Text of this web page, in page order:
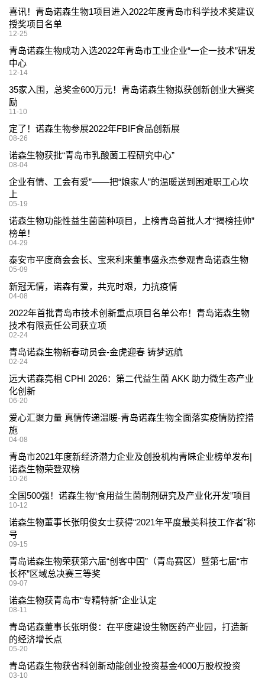
喜讯！青岛诺森生物1项目进入2022年度青岛市科学技术奖建议
授奖项目名单
12-25
青岛诺森生物成功入选2022年青岛市工业企业“一企一技术”研发
中心
12-14
35家入围，总奖金600万元！青岛诺森生物拟获创新创业大赛奖
励
11-10
定了！诺森生物参展2022年FBIF食品创新展
08-26
诺森生物获批“青岛市乳酸菌工程研究中心”
08-04
企业有情、工会有爱”——把“娘家人”的温暖送到困难职工心坎
上
05-19
诺森生物功能性益生菌菌种项目，上榜青岛首批人才“揭榜挂帅”
榜单！
04-29
泰安市平度商会会长、宝来利来董事盛永杰参观青岛诺森生物
05-09
新冠无情，诺森有爱，共克时艰，力抗疫情
04-08
2022年首批青岛市技术创新重点项目名单公布！青岛诺森生物
技术有限责任公司获立项
02-24
青岛诺森生物新春动员会-金虎迎春 铸梦远航
02-24
远大诺森亮相 CPHI 2026：第二代益生菌 AKK 助力微生态产业
化创新
06-20
爱心汇聚力量 真情传递温暖-青岛诺森生物全面落实疫情防控措
施
04-08
青岛市2021年度新经济潜力企业及创投机构青睐企业榜单发布|
诺森生物荣登双榜
10-26
全国500强！诺森生物“食用益生菌制剂研究及产业化开发”项目
10-12
诺森生物董事长张明俊女士获得“2021年平度最美科技工作者”称
号
09-15
青岛诺森生物荣获第六届“创客中国”（青岛赛区）暨第七届“市
长杯”区域总决赛三等奖
09-07
诺森生物获青岛市“专精特新”企业认定
08-11
青岛诺森董事长张明俊：在平度建设生物医药产业园，打造新
的经济增长点
05-20
青岛诺森生物获省科创新动能创业投资基金4000万股权投资
03-10